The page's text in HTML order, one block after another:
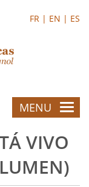
FR | EN | ES
MENU
VIVO